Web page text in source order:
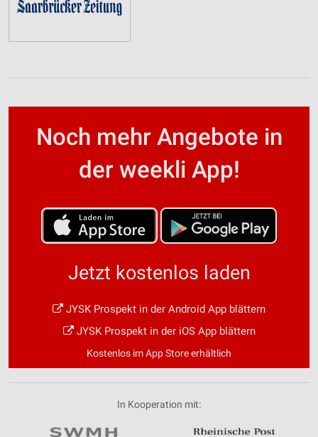
Noch mehr Angebote in
der weekli App!
Jetzt kostenlos laden
JYSK Prospekt in der Android App blättern
JYSK Prospekt in der iOS App blättern
Kostenlos im App Store erhältlich
In Kooperation mit: